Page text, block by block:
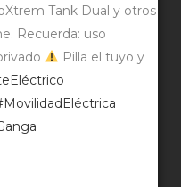
Tank Dual y otros
Recuerda: uso
Pilla el tuyo y